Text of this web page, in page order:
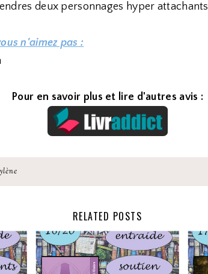
deux personnages hyper attachants
n'aimez pas :
Pour en savoir plus et lire d'autres avis :
RELATED POSTS